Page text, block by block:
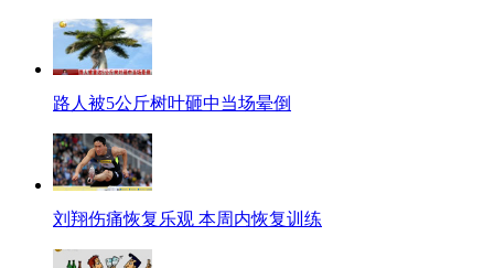
路人被5公斤树叶砸中当场晕倒
刘翔伤痛恢复乐观 本周内恢复训练